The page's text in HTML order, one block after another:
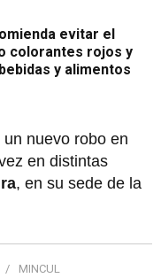
evitar el
colorantes rojos y
y alimentos
nuevo robo en
en distintas
, en su sede de la
MINCUL